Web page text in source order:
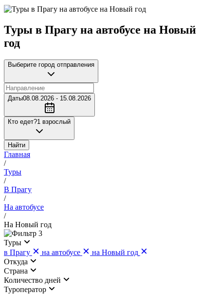
Туры в Прагу на автобусе на Новый
год
Выберите город отправления
Даты08.08.2026 - 15.08.2026
Кто едет?1 взрослый
Найти
Главная
/
Туры
/
В Прагу
/
На автобусе
/
На Новый год
3
Туры
в Прагу
на автобусе
на Новый год
Откуда
Страна
Количество дней
Туроператор